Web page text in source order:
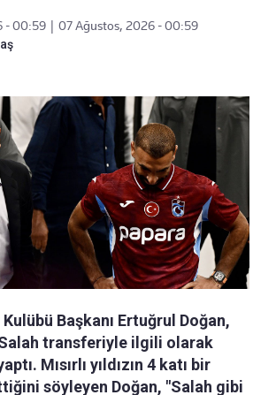
- 00:59
07 Ağustos, 2026 - 00:59
Başkanı Ertuğrul Doğan,
transferiyle ilgili olarak
Mısırlı yıldızın 4 katı bir
söyleyen Doğan, "Salah gibi